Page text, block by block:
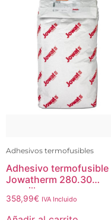
Adhesivos termofusibles
Adhesivo termofusible
Jowatherm 280.30
amarillo
358,99€ IVA Incluido